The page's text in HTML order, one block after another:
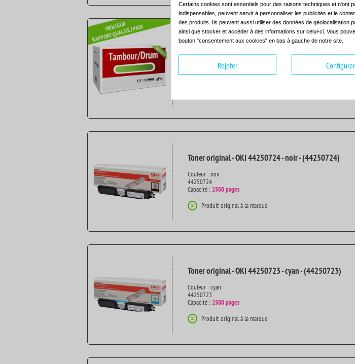
Tambour compatible - OKI 44250801 - (44250801)
ISO 9001 / ISO 14001
Capacité :Tambour-Electrophotographie
Toner original - OKI 44250724 - noir - (44250724)
Couleur : noir
44250724
Capacité :2500 pages
> Produit original à la marque
Toner original - OKI 44250723 - cyan - (44250723)
Couleur : cyan
44250723
Capacité :2500 pages
> Produit original à la marque
Certains cookies sont essentiels pour des raisons techniques et n'ont
indispensables, peuvent servir à personnaliser les publicités et le
des produits. Ils peuvent aussi utiliser des données de géolocalisation
ainsi que stocker et accéder à des informations sur celui-ci. Vous
bouton "consentement aux cookies" en bas à gauche de notre site.
Rejeter Configurer